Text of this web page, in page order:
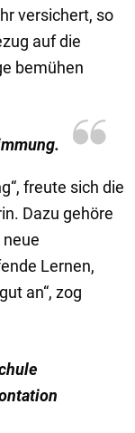
versichert, so
auf die
bemühen
freute sich die
Dazu gehöre
Lernen,
an“, zog